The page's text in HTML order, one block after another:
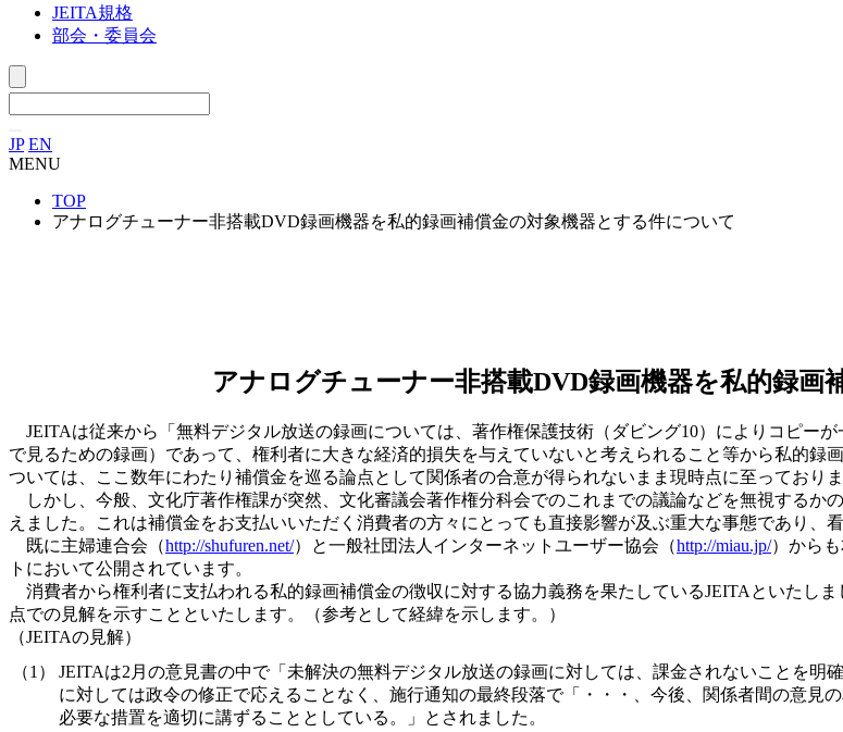
JEITA規格
部会・委員会
JP EN
MENU
TOP
アナログチューナー非搭載DVD録画機器を私的録画補償金の対象機器とする件について
アナログチューナー非搭載DVD録画機器を私的録画
JEITAは従来から「無料デジタル放送の録画については、著作権保護技術（ダビング10）によりコピー
で見るための録画）であって、権利者に大きな経済的損失を与えていないと考えられること等から私的
ついては、ここ数年にわたり補償金を巡る論点として関係者の合意が得られないまま現時点に至っておりま
しかし、今般、文化庁著作権課が突然、文化審議会著作権分科会でのこれまでの議論などを無視するか
えました。これは補償金をお支払いいただく消費者の方々にとっても直接影響が及ぶ重大な事態であり、
既に主婦連合会（http://shufuren.net/）と一般社団法人インターネットユーザー協会（http://miau.jp/）から
トにおいて公開されています。
消費者から権利者に支払われる私的録画補償金の徴収に対する協力義務を果たしているJEITAといたし
点での見解を示すことといたします。（参考として経緯を示します。）
（JEITAの見解）
（1）
JEITAは2月の意見書の中で「未解決の無料デジタル放送の録画に対しては、課金されないことを
に対しては政令の修正で応えることなく、施行通知の最終段落で「・・・、今後、関係者間の意見
必要な措置を適切に講ずることとしている。」とされました。